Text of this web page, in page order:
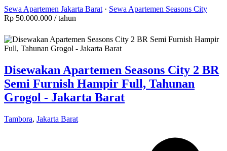
Sewa Apartemen Jakarta Barat · Sewa Apartemen Seasons City
Rp 50.000.000 / tahun
Disewakan Apartemen Seasons City 2 BR
Semi Furnish Hampir Full, Tahunan
Grogol - Jakarta Barat
Tambora, Jakarta Barat